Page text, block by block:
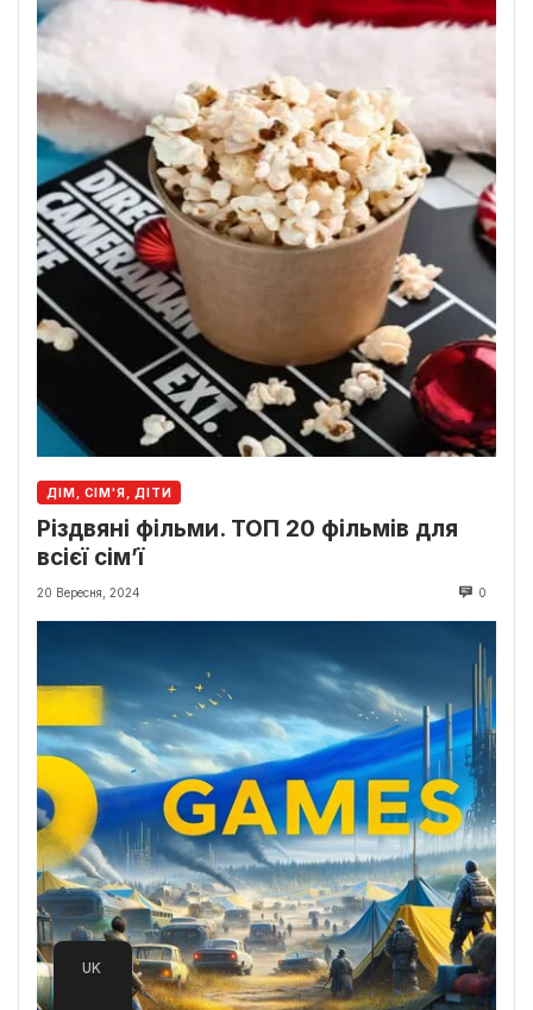
ДІМ, СІМ'Я, ДІТИ
Різдвяні фільми. ТОП 20 фільмів для
всієї сім’ї
20 Вересня, 2024 0
UK